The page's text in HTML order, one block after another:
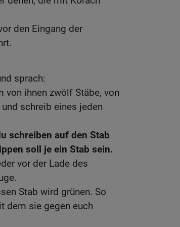
den Eingang der
sprach:
von ihnen zwölf Stäbe, von
und schreib eines jeden
schreiben auf den Stab
soll je ein Stab sein.
vor der Lade des
Stab wird grünen. So
dem sie gegen euch